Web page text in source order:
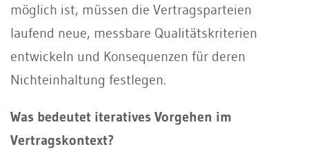
möglich ist, müssen die Vertragsparteien
laufend neue, messbare Qualitätskriterien
entwickeln und Konsequenzen für deren
Nichteinhaltung festlegen.
Was bedeutet iteratives Vorgehen im
Vertragskontext?